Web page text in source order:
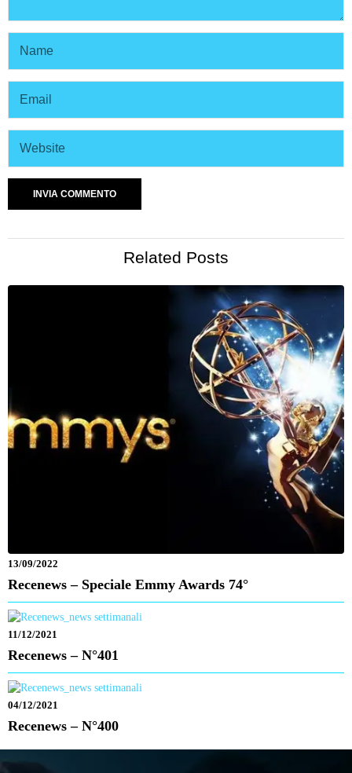
Related Posts
13/09/2022
Recenews – Speciale Emmy Awards 74°
11/12/2021
Recenews – N°401
04/12/2021
Recenews – N°400